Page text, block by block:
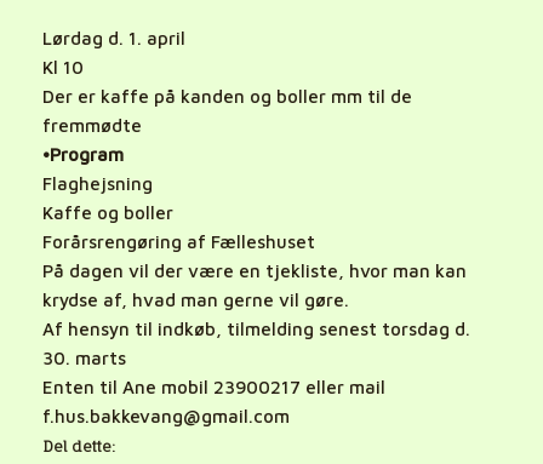
Lørdag d. 1. april
Kl 10
Der er kaffe på kanden og boller mm til de
fremmødte
•Program
Flaghejsning
Kaffe og boller
Forårsrengøring af Fælleshuset
På dagen vil der være en tjekliste, hvor man kan
krydse af, hvad man gerne vil gøre.
Af hensyn til indkøb, tilmelding senest torsdag d.
30. marts
Enten til Ane mobil 23900217 eller mail
f.hus.bakkevang@gmail.com
Del dette: